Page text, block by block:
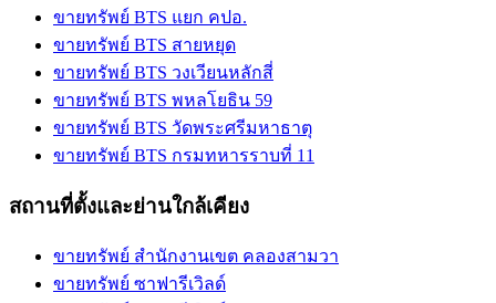
ขายทรัพย์ BTS แยก คปอ.
ขายทรัพย์ BTS สายหยุด
ขายทรัพย์ BTS วงเวียนหลักสี่
ขายทรัพย์ BTS พหลโยธิน 59
ขายทรัพย์ BTS วัดพระศรีมหาธาตุ
ขายทรัพย์ BTS กรมทหารราบที่ 11
สถานที่ตั้งและย่านใกล้เคียง
ขายทรัพย์ สำนักงานเขต คลองสามวา
ขายทรัพย์ ซาฟารีเวิลด์